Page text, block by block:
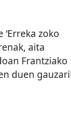
zoko
aita
Frantziako
duen